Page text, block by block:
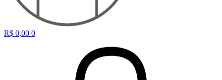
R$ 0,00 0